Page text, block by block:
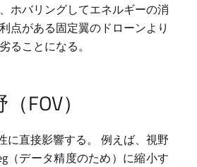
ホバリングしてエネルギーの消
点がある固定翼のドローンより
ることになる。
FOV）
に直接影響する。 例えば、視野
（データ精度のため）に縮小す